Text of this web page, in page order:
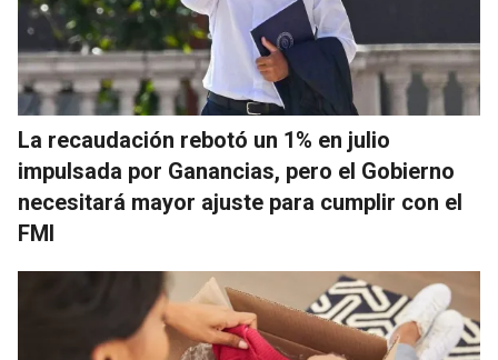
La recaudación rebotó un 1% en julio
impulsada por Ganancias, pero el Gobierno
necesitará mayor ajuste para cumplir con el
FMI